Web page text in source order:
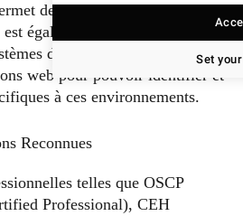
de réaliser des tests
également important de se
de gestion de bases de
web pour pouvoir identifier et
à ces environnements.
Reconnues
telles que OSCP
Professional), CEH
Set